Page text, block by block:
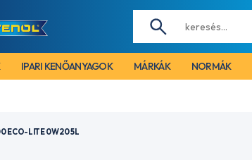
IPARI KENŐANYAGOK MÁRKÁK NORMÁK
ECO-LITE 0W20 5L